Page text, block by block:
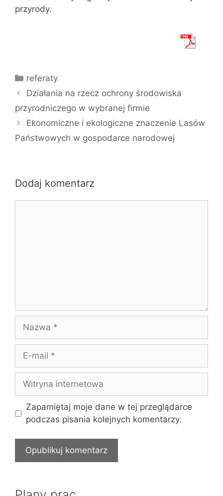
przyrody.
Kategorie
referaty
Działania na rzecz ochrony środowiska
przyrodniczego w wybranej firmie
Ekonomiczne i ekologiczne znaczenie Lasów
Państwowych w gospodarce narodowej
Dodaj komentarz
Nazwa
Witryna
internetowa
Zapamiętaj moje dane w tej przeglądarce
podczas pisania kolejnych komentarzy.